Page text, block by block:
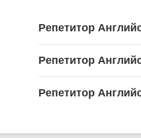
Репетитор
Репетитор
Репетитор